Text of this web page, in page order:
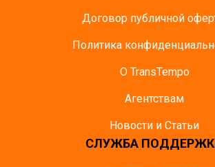
Договор публичной
Политика
О TransTempo
Агентствам
Новости и Статьи
СЛУЖБА